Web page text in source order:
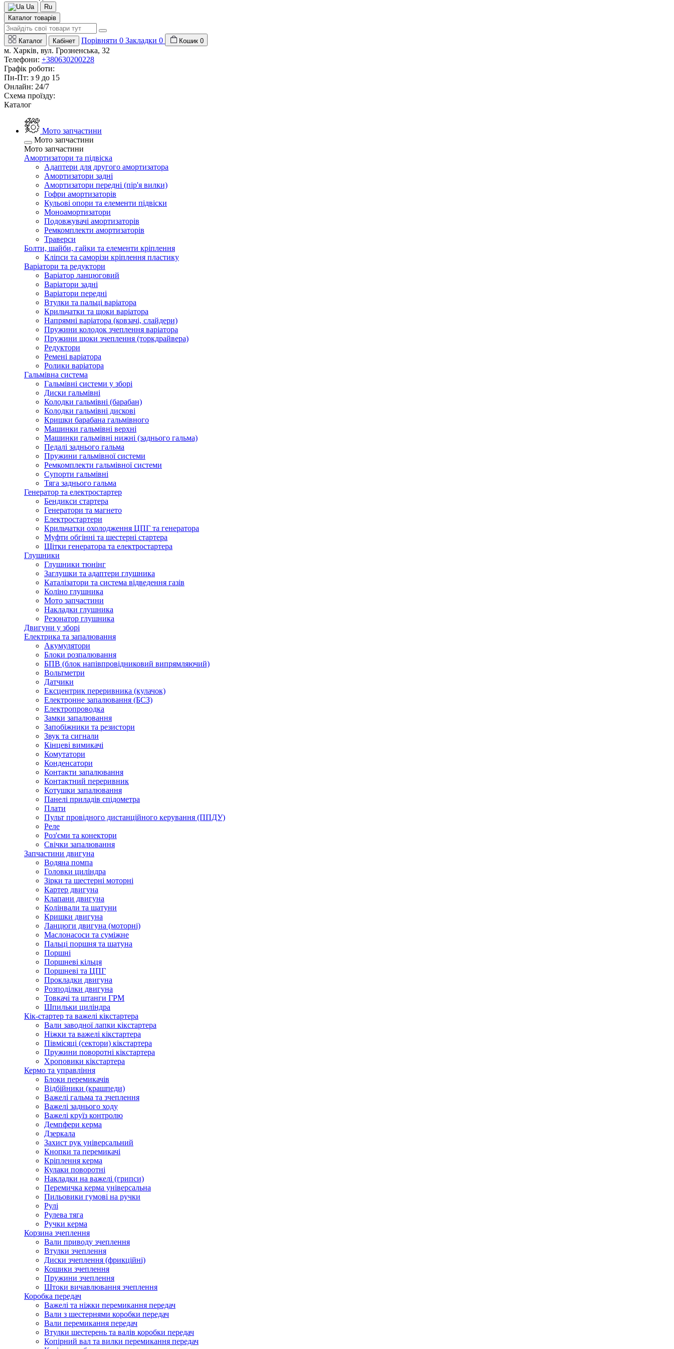
Ua
Ru
Каталог товарів
Каталог Кабінет Порівняти 0 Закладки 0 Кошик 0
м. Харків, вул. Грозненська, 32
Телефони: +380630200228
Графік роботи:
Пн-Пт: з 9 до 15
Онлайн: 24/7
Схема проїзду:
Каталог
Мото запчастини
Мото запчастини
Мото запчастини
Амортизатори та підвіска
Адаптери для другого амортизатора
Амортизатори задні
Амортизатори передні (пір'я вилки)
Гофри амортизаторів
Кульові опори та елементи підвіски
Моноамортизатори
Подовжувачі амортизаторів
Ремкомплекти амортизаторів
Траверси
Болти, шайби, гайки та елементи кріплення
Кліпси та саморізи кріплення пластику
Варіатори та редуктори
Варіатор ланцюговий
Варіатори задні
Варіатори передні
Втулки та пальці варіатора
Крильчатки та щоки варіатора
Напрямні варіатора (ковзачі, слайдери)
Пружини колодок зчеплення варіатора
Пружини щоки зчеплення (торкдрайвера)
Редуктори
Ремені варіатора
Ролики варіатора
Гальмівна система
Гальмівні системи у зборі
Диски гальмівні
Колодки гальмівні (барабан)
Колодки гальмівні дискові
Кришки барабана гальмівного
Машинки гальмівні верхні
Машинки гальмівні нижні (заднього гальма)
Педалі заднього гальма
Пружини гальмівної системи
Ремкомплекти гальмівної системи
Супорти гальмівні
Тяга заднього гальма
Генератор та електростартер
Бендикси стартера
Генератори та магнето
Електростартери
Крильчатки охолодження ЦПГ та генератора
Муфти обгінні та шестерні стартера
Щітки генератора та електростартера
Глушники
Глушники тюнінг
Заглушки та адаптери глушника
Каталізатори та система відведення газів
Коліно глушника
Мото запчастини
Накладки глушника
Резонатор глушника
Двигуни у зборі
Електрика та запалювання
Акумулятори
Блоки розпалювання
БПВ (блок напівпровідниковий випрямляючий)
Вольтметри
Датчики
Ексцентрик переривника (кулачок)
Електронне запалювання (БСЗ)
Електропроводка
Замки запалювання
Запобіжники та резистори
Звук та сигнали
Кінцеві вимикачі
Комутатори
Конденсатори
Контакти запалювання
Контактний переривник
Котушки запалювання
Панелі приладів спідометра
Плати
Пульт провідного дистанційного керування (ППДУ)
Реле
Роз'єми та конектори
Свічки запалювання
Запчастини двигуна
Водяна помпа
Головки циліндра
Зірки та шестерні моторні
Картер двигуна
Клапани двигуна
Колінвали та шатуни
Кришки двигуна
Ланцюги двигуна (моторні)
Маслонасоси та суміжне
Пальці поршня та шатуна
Поршні
Поршневі кільця
Поршневі та ЦПГ
Прокладки двигуна
Розподілки двигуна
Товкачі та штанги ГРМ
Шпильки циліндра
Кік-стартер та важелі кікстартера
Вали заводної лапки кікстартера
Ніжки та важелі кікстартера
Півмісяці (сектори) кікстартера
Пружини поворотні кікстартера
Хроповики кікстартера
Кермо та управління
Блоки перемикачів
Відбійники (крашпеди)
Важелі гальма та зчеплення
Важелі заднього ходу
Важелі круїз контролю
Демпфери керма
Дзеркала
Захист рук універсальний
Кнопки та перемикачі
Кріплення керма
Кулаки поворотні
Накладки на важелі (грипси)
Перемичка керма універсальна
Пильовики гумові на ручки
Рулі
Рулева тяга
Ручки керма
Корзина зчеплення
Вали приводу зчеплення
Втулки зчеплення
Диски зчеплення (фрикційні)
Кошики зчеплення
Пружини зчеплення
Штоки вичавлювання зчеплення
Коробка передач
Важелі та ніжки перемикання передач
Вали з шестернями коробки передач
Вали перемикання передач
Втулки шестерень та валів коробки передач
Копірний вал та вилки перемикання передач